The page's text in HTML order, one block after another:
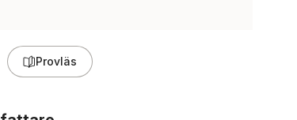
Provläs